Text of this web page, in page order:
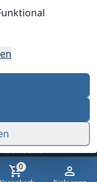
0
Rechte
Einstellungen